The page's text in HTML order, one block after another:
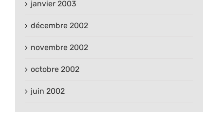
janvier 2003
décembre 2002
novembre 2002
octobre 2002
juin 2002